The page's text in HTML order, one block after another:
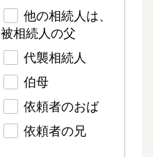
他の相続人は、
被相続人の父
代襲相続人
伯母
依頼者のおば
依頼者の兄